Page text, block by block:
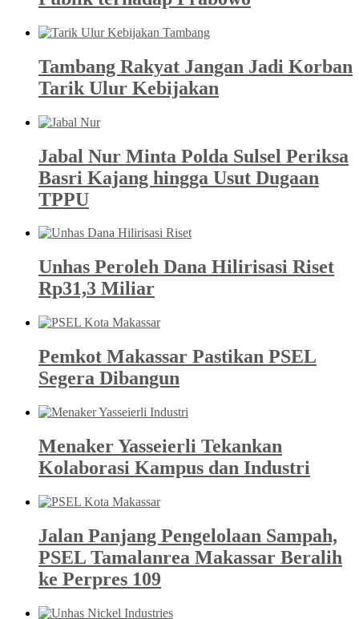
Tambang Rakyat Jangan Jadi Korban
Tarik Ulur Kebijakan
Jabal Nur Minta Polda Sulsel Periksa
Basri Kajang hingga Usut Dugaan
TPPU
Unhas Peroleh Dana Hilirisasi Riset
Rp31,3 Miliar
Pemkot Makassar Pastikan PSEL
Segera Dibangun
Menaker Yasseierli Tekankan
Kolaborasi Kampus dan Industri
Jalan Panjang Pengelolaan Sampah,
PSEL Tamalanrea Makassar Beralih
ke Perpres 109